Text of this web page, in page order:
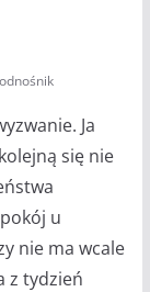
Ja
się nie
u
nie ma wcale
z tydzień